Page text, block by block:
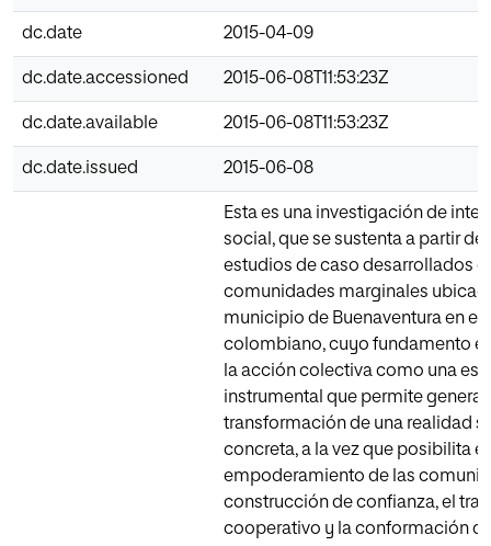
dc.date 2015-04-09
dc.date.accessioned 2015-06-08T11:53:23Z
dc.date.available 2015-06-08T11:53:23Z
dc.date.issued 2015-06-08
Esta es una investigación de
social, que se sustenta a partir de
estudios de caso desarrollados
comunidades marginales
municipio de Buenaventura en el
colombiano, cuyo fundamento
la acción colectiva como una
instrumental que permite generar
transformación de una realidad
concreta, a la vez que posibilita el
empoderamiento de las
construcción de confianza, el
cooperativo y la conformación